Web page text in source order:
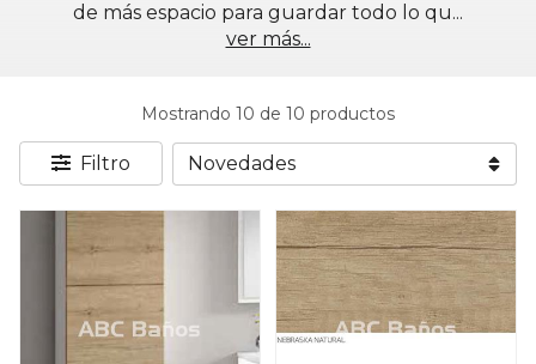
de más espacio para guardar todo lo qu...
ver más...
Mostrando 10 de 10 productos
Filtro